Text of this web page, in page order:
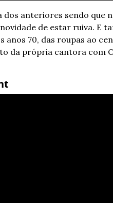
anteriores sendo que
de estar ruiva. E
70, das roupas ao
da própria cantora com